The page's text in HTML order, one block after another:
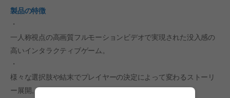
製品の特徴
・
一人称視点の高画質フルモーションビデオで実現された没入感の
高いインタラクティブゲーム。
・
様々な選択肢や結末でプレイヤーの決定によって変わるストーリ
ー展開。